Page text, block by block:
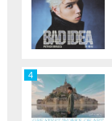
4